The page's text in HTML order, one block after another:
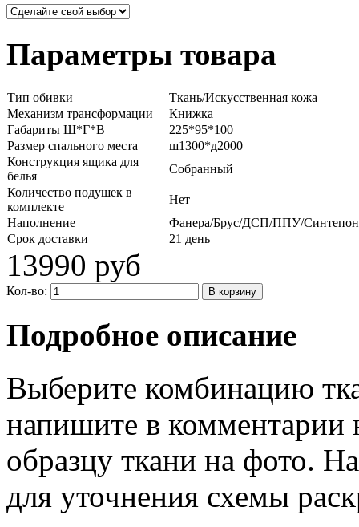
Параметры товара
Тип обивки
Ткань/Искусственная кожа
Механизм трансформации
Книжка
Габариты Ш*Г*В
225*95*100
Размер спального места
ш1300*д2000
Конструкция ящика для
белья
Собранный
Количество подушек в
комплекте
Нет
Наполнение
Фанера/Брус/ДСП/ППУ/
Срок доставки
21 день
13990 руб
Кол-во:
Подробное описание
Выберите комбинацию
напишите в комментарии
образцу ткани на фото.
для уточнения схемы